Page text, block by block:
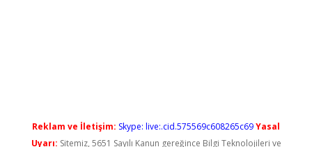
Reklam ve İletişim: Skype: live:.cid.575569c608265c69Yasal
Uyarı: Sitemiz, 5651 Sayılı Kanun gereğince Bilgi Teknolojileri ve